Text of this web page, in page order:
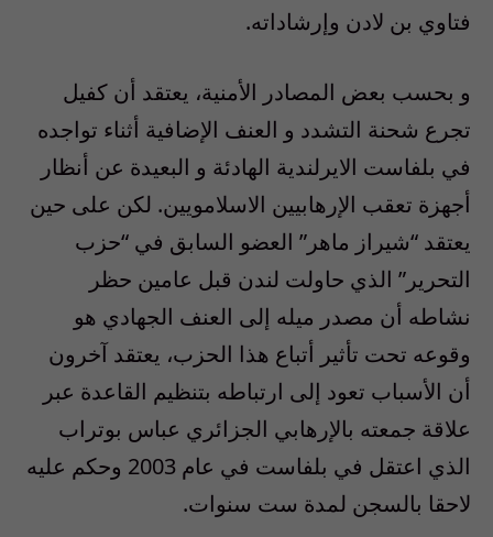
فتاوي بن لادن وإرشاداته.
و بحسب بعض المصادر الأمنية، يعتقد أن كفيل
تجرع شحنة التشدد و العنف الإضافية أثناء تواجده
في بلفاست الايرلندية الهادئة و البعيدة عن أنظار
أجهزة تعقب الإرهابيين الاسلامويين. لكن على حين
يعتقد “شيراز ماهر” العضو السابق في “حزب
التحرير” الذي حاولت لندن قبل عامين حظر
نشاطه أن مصدر ميله إلى العنف الجهادي هو
وقوعه تحت تأثير أتباع هذا الحزب، يعتقد آخرون
أن الأسباب تعود إلى ارتباطه بتنظيم القاعدة عبر
علاقة جمعته بالإرهابي الجزائري عباس بوتراب
الذي اعتقل في بلفاست في عام 2003 وحكم عليه
لاحقا بالسجن لمدة ست سنوات.